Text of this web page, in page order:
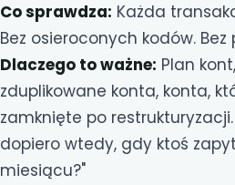
Co sprawdza: Każda
Bez osieroconych kodów.
Dlaczego to ważne: Plan
zduplikowane konta, konta,
zamknięte po
dopiero wtedy, gdy ktoś
miesiącu?"